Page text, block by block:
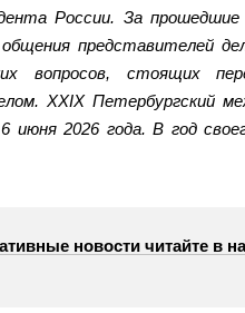
России. За
представителей
вопросов, стоящих
XXIX Петербургский
июня 2026 года. В год
новости читайте в